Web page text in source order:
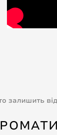
залишить